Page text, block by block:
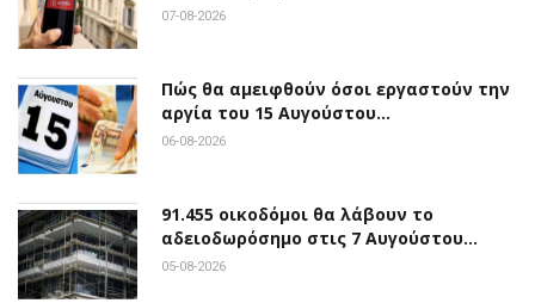
07-08-2026
Πώς θα αμειφθούν όσοι εργαστούν την
αργία του 15 Αυγούστου…
06-08-2026
91.455 οικοδόμοι θα λάβουν το
αδειοδωρόσημο στις 7 Αυγούστου…
05-08-2026